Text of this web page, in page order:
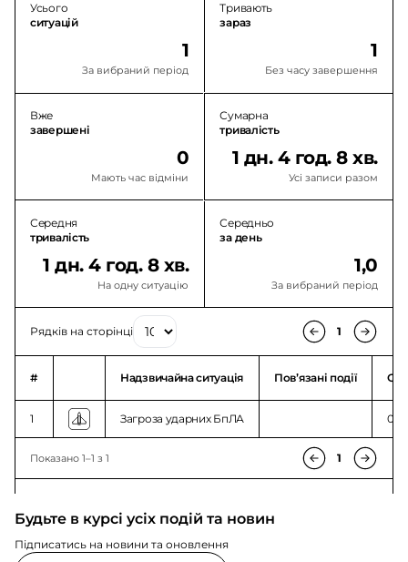
Усього
ситуацій
1
За вибраний період
Тривають
зараз
1
Без часу завершення
Вже
завершені
0
Мають час відміни
Сумарна
тривалість
1 дн. 4 год. 8 хв.
Усі записи разом
Середня
тривалість
1 дн. 4 год. 8 хв.
На одну ситуацію
Середньо
за день
1,0
За вибраний період
Рядків на сторінці 1
# Надзвичайна ситуація Повʼязані події
1 Загроза ударних БпЛА
Показано 1–1 з 1 1
Будьте в курсі усіх подій та новин
Підписатись на новини та оновлення